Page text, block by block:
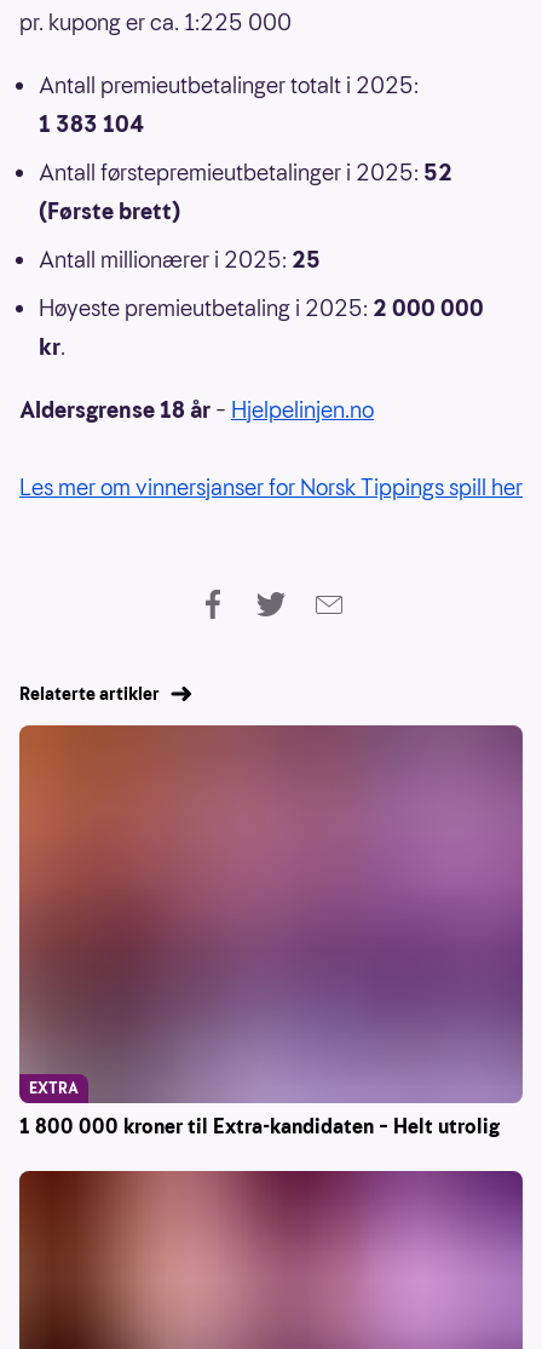
pr. kupong er ca. 1:225 000
Antall premieutbetalinger totalt i 2025:
1 383 104
Antall førstepremieutbetalinger i 2025: 52
(Første brett)
Antall millionærer i 2025: 25
Høyeste premieutbetaling i 2025: 2 000 000
kr.
Aldersgrense 18 år – Hjelpelinjen.no
Les mer om vinnersjanser for Norsk Tippings spill her
Relaterte artikler
1 800 000 kroner til Extra-kandidaten – Helt utrolig
EXTRA